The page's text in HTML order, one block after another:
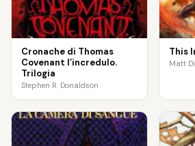
Cronache di Thomas
Covenant l’incredulo.
Trilogia
Stephen R. Donaldson
This
Matt